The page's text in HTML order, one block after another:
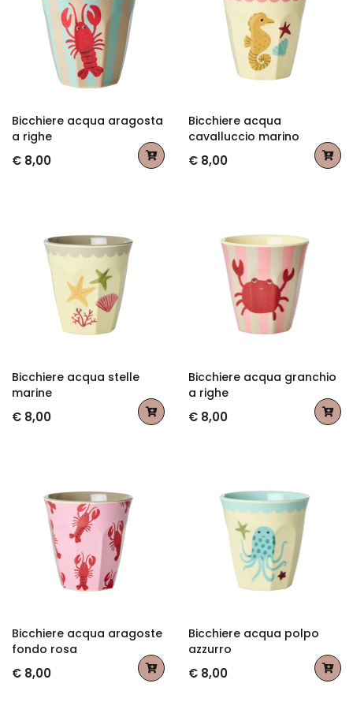
Bicchiere acqua aragosta
a righe
€ 8,00
Bicchiere acqua
cavalluccio marino
€ 8,00
Bicchiere acqua stelle
marine
€ 8,00
Bicchiere acqua granchio
a righe
€ 8,00
Bicchiere acqua aragoste
fondo rosa
€ 8,00
Bicchiere acqua polpo
azzurro
€ 8,00